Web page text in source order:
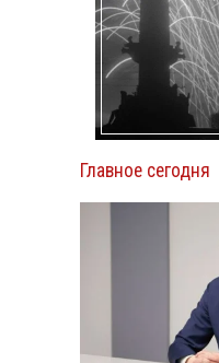
Главное сегодня